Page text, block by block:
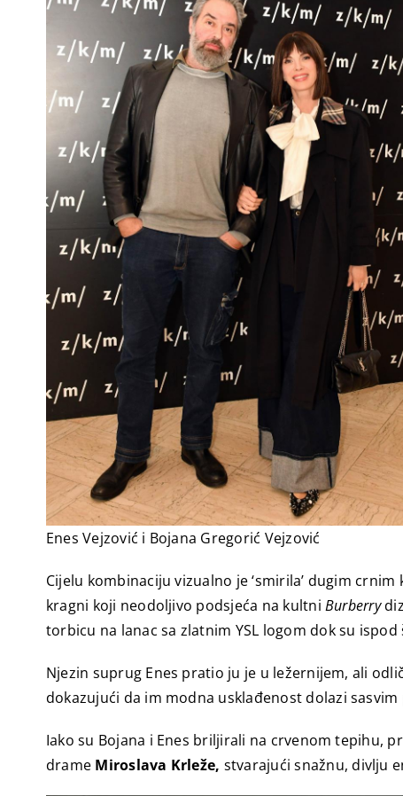
Enes Vejzović i Bojana Gregorić Vejzović
Cijelu kombinaciju vizualno je ‘smirila’ dugim
kragni koji neodoljivo podsjeća na kultniBurberry
torbicu na lanac sa zlatnim YSL logom dok su
Njezin suprug Enes pratio ju je u ležernijem, ali
dokazujući da im modna usklađenost dolazi
Iako su Bojana i Enes briljirali na crvenom tepihu,
drame Miroslava Krleže, stvarajući snažnu, divlju